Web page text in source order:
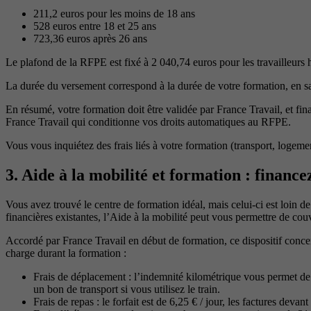
211,2 euros pour les moins de 18 ans
528 euros entre 18 et 25 ans
723,36 euros après 26 ans
Le plafond de la RFPE est fixé à 2 040,74 euros pour les
La durée du versement correspond à la durée de votre formation, en
En résumé, votre formation doit être validée par France Travail, et
France Travail qui conditionne vos droits automatiques au RFPE.
Vous vous inquiétez des frais liés à votre formation (transport,
3. Aide à la mobilité et formation :
Vous avez trouvé le centre de formation idéal, mais celui-ci est loin
financières existantes, l’Aide à la mobilité peut vous permettre de
Accordé par France Travail en début de formation, ce dispositif
charge durant la formation :
Frais de déplacement : l’indemnité kilométrique vous permet
un bon de transport si vous utilisez le train.
Frais de repas : le forfait est de 6,25 € / jour, les factures